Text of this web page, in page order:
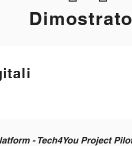
- Tech4You Project